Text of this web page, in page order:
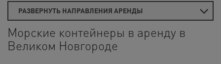
РАЗВЕРНУТЬ НАПРАВЛЕНИЯ АРЕНДЫ
Морские контейнеры в аренду в
Великом Новгороде